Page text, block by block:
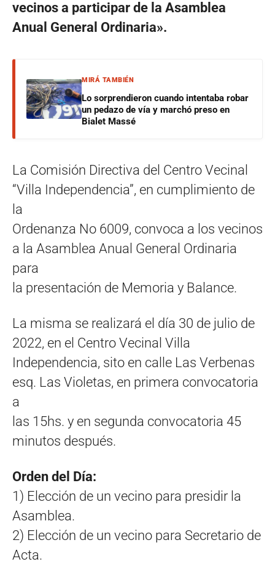
vecinos a participar de la Asamblea
Anual General Ordinaria».
MIRÁ TAMBIÉN
Lo sorprendieron cuando intentaba robar
un pedazo de vía y marchó preso en
Bialet Massé
La Comisión Directiva del Centro Vecinal
“Villa Independencia”, en cumplimiento de
la
Ordenanza No 6009, convoca a los vecinos
a la Asamblea Anual General Ordinaria
para
la presentación de Memoria y Balance.
La misma se realizará el día 30 de julio de
2022, en el Centro Vecinal Villa
Independencia, sito en calle Las Verbenas
esq. Las Violetas, en primera convocatoria
a
las 15hs. y en segunda convocatoria 45
minutos después.
Orden del Día:
1) Elección de un vecino para presidir la
Asamblea.
2) Elección de un vecino para Secretario de
Acta.